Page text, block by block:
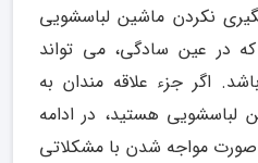
نکردن ماشین لباسشویی
در عین سادگی، می تواند
اگر جزء علاقه مندان به
لباسشویی هستید، در ادامه
مواجه شدن با مشکلاتی